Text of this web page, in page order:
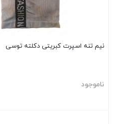
نیم تنه اسپرت کبریتی دکلته توسی
ناموجود